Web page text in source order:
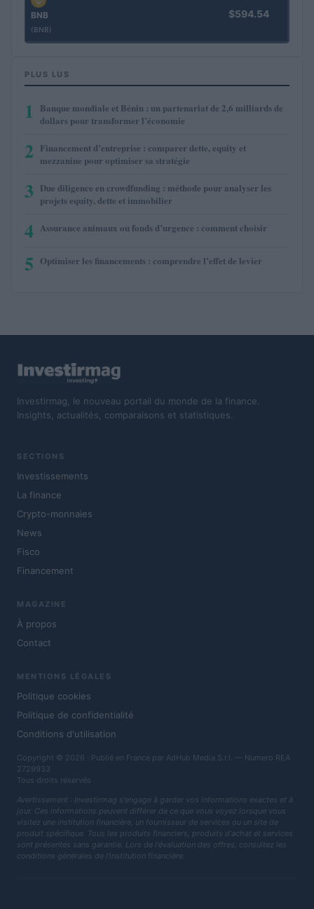
BNB
(BNB)
$594.54
PLUS LUS
1
Banque mondiale et Bénin : un partenariat de 2,6 milliards de
dollars pour transformer l’économie
2 Financement d’entreprise : comparer dette, equity et
mezzanine pour optimiser sa stratégie
3 Due diligence en crowdfunding : méthode pour analyser les
projets equity, dette et immobilier
4 Assurance animaux ou fonds d’urgence : comment choisir
5 Optimiser les financements : comprendre l’effet de levier
Investirmag, le nouveau portail du monde de la finance.
Insights, actualités, comparaisons et statistiques.
SECTIONS
Investissements
La finance
Crypto-monnaies
News
Fisco
Financement
MAGAZINE
À propos
Contact
MENTIONS LÉGALES
Politique cookies
Politique de confidentialité
Conditions d'utilisation
Copyright © 2026 · Publié en France par AdHub Media S.r.l. — Numero REA
2729933
Tous droits réservés
Avertissement : Investirmag s'engage à garder vos informations exactes et à
jour. Ces informations peuvent différer de ce que vous voyez lorsque vous
visitez une institution financière, un fournisseur de services ou un site de
produit spécifique. Tous les produits financiers, produits d'achat et services
sont présentés sans garantie. Lors de l'évaluation des offres, consultez les
conditions générales de l'institution financière.